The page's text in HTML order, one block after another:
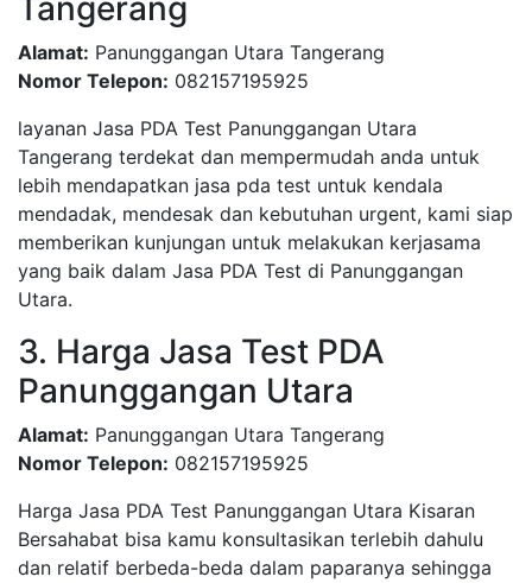
Tangerang
Alamat: Panunggangan Utara Tangerang
Nomor Telepon: 082157195925
layanan Jasa PDA Test Panunggangan Utara
Tangerang terdekat dan mempermudah anda untuk
lebih mendapatkan jasa pda test untuk kendala
mendadak, mendesak dan kebutuhan urgent, kami siap
memberikan kunjungan untuk melakukan kerjasama
yang baik dalam Jasa PDA Test di Panunggangan
Utara.
3. Harga Jasa Test PDA
Panunggangan Utara
Alamat: Panunggangan Utara Tangerang
Nomor Telepon: 082157195925
Harga Jasa PDA Test Panunggangan Utara Kisaran
Bersahabat bisa kamu konsultasikan terlebih dahulu
dan relatif berbeda-beda dalam paparanya sehingga